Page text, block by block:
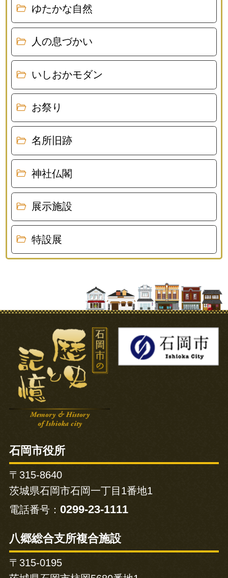
ゆたかな自然
人の息づかい
いしおかモダン
お祭り
名所旧跡
神社仏閣
展示施設
特設展
石岡市の歴史と記憶
石岡市役所
〒315-8640
茨城県石岡市石岡一丁目1番地1
電話番号： 0299-23-1111
八郷総合支所複合施設
〒315-0195